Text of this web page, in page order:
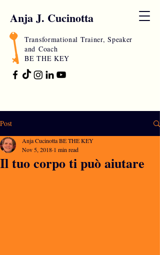
Anja J. Cucinotta
Transformational Trainer, Speaker
and Coach
BE THE KEY
Post
Il tuo corpo ti può aiutare
Anja Cucinotta BE THE KEY
Nov 5, 2018 1 min read